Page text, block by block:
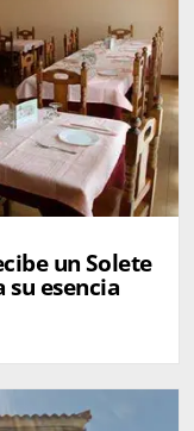
un Solete
su esencia